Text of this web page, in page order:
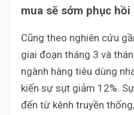
mua sẽ sớm phục hồi
Cũng theo nghiên cứu
giai đoạn tháng 3 và
ngành hàng tiêu dùng
kiến sự sụt giảm 12%.
đến từ kênh truyền